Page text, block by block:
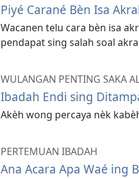
Piyé Carané Bèn Isa
Wacanen telu cara bèn isa
pendapat sing salah soal
WULANGAN PENTING SAKA
Ibadah Endi sing
Akèh wong percaya nèk
PERTEMUAN IBADAH
Ana Acara Apa Waé ing